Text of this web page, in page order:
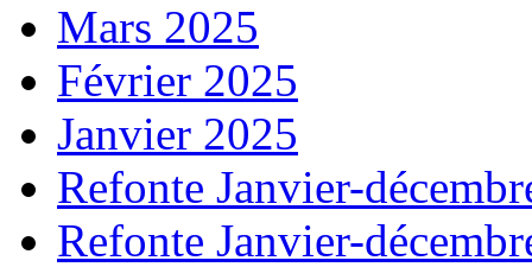
Mars 2025
Février 2025
Janvier 2025
Refonte Janvier-
Refonte Janvier-